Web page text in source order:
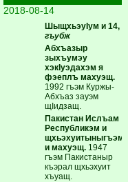
2018-08-14
ШыщхьэуIум и 14,
гъубж
Абхъазыр
зыхъумэу
хэкIуэдахэм я
фэеплъ махуэщ.
1992 гъэм Куржы-
Абхъаз зауэм
щIидзащ.
Пакистан Ислъам
Республикэм и
щхьэхуитыныгъэм
и махуэщ.1947
гъэм Пакистаныр
къэрал щхьэхуит
хъуащ.